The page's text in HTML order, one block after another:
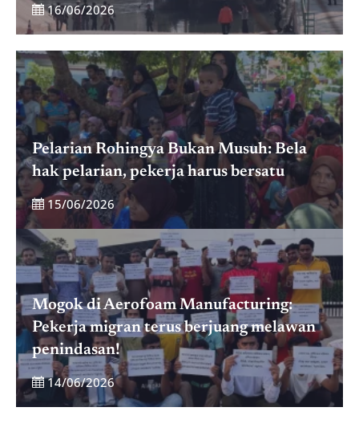
16/06/2026
Pelarian Rohingya Bukan Musuh: Bela
hak pelarian, pekerja harus bersatu
15/06/2026
Mogok di Aerofoam Manufacturing:
Pekerja migran terus berjuang melawan
penindasan!
14/06/2026